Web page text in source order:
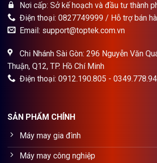
Nơi cấp: Sở kế hoạch và đầu tư thành
Điện thoại: 0827749999 / Hỗ trợ bán
Email: support@toptek.com.vn
Chi Nhánh Sài Gòn: 296 Nguyễn Văn
Thuận, Q12, TP. Hồ Chí Minh
Điện thoại: 0912.190.805 -
SẢN PHẨM CHÍNH
Máy may gia đình
Máy may công nghiệp